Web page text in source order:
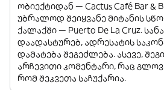
ობიექტიდან — Cactus Café Bar &
უბრალოდ შეიყვანე მიტანის
ქალაქში — Puerto De La Cruz.
დაადასტურებ, ადრესატის
დამატება შეგეძლება. ასევე,
არჩევითი კომენტარი, რაც
რომ შეკვეთა საჩუქარია.